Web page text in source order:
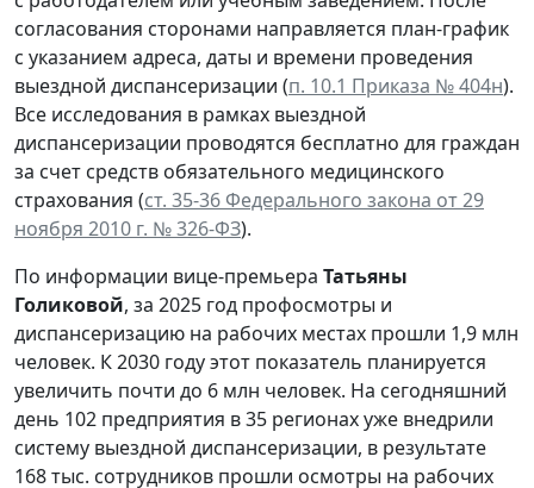
согласования сторонами направляется план-график
с указанием адреса, даты и времени проведения
выездной диспансеризации (п. 10.1 Приказа № 404н).
Все исследования в рамках выездной
диспансеризации проводятся бесплатно для граждан
за счет средств обязательного медицинского
страхования (ст. 35-36 Федерального закона от 29
ноября 2010 г. № 326-ФЗ).
По информации вице-премьера Татьяны
Голиковой, за 2025 год профосмотры и
диспансеризацию на рабочих местах прошли 1,9 млн
человек. К 2030 году этот показатель планируется
увеличить почти до 6 млн человек. На сегодняшний
день 102 предприятия в 35 регионах уже внедрили
систему выездной диспансеризации, в результате
168 тыс. сотрудников прошли осмотры на рабочих